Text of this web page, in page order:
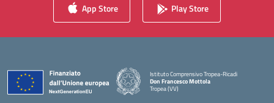
App Store Play Store
Istituto Comprensivo Tropea-Ricadi
Don Francesco Mottola
Tropea (VV)
— Visita la pagina iniziale della scuola